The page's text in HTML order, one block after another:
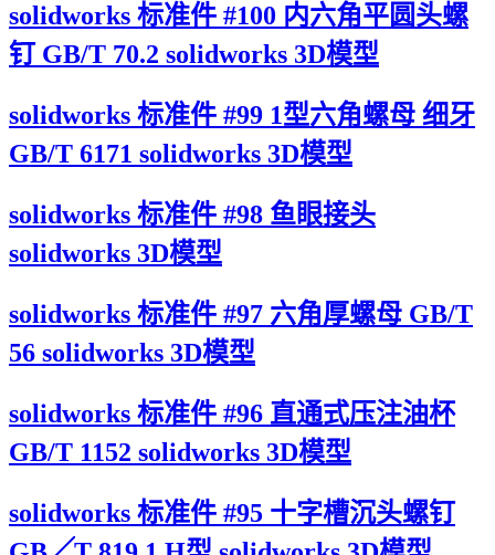
solidworks 标准件 #100 内六角平圆头螺
钉 GB/T 70.2 solidworks 3D模型
solidworks 标准件 #99 1型六角螺母 细牙
GB/T 6171 solidworks 3D模型
solidworks 标准件 #98 鱼眼接头
solidworks 3D模型
solidworks 标准件 #97 六角厚螺母 GB/T
56 solidworks 3D模型
solidworks 标准件 #96 直通式压注油杯
GB/T 1152 solidworks 3D模型
solidworks 标准件 #95 十字槽沉头螺钉